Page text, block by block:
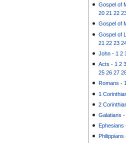
Gospel of
20 21 22
Gospel of
Gospel of
21 22 23
John - 1 2
Acts - 1 2
25 26 27
Romans -
1
2
Galatians
Ephesians
Philippians